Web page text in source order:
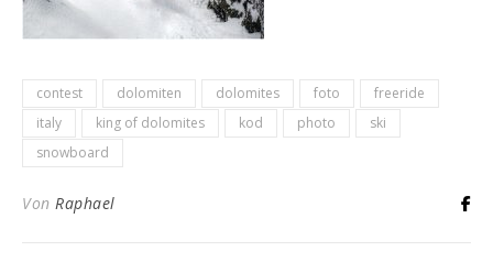
contest dolomiten dolomites foto
freeride
italy
king of dolomites kod photo
ski
snowboard
Von Raphael